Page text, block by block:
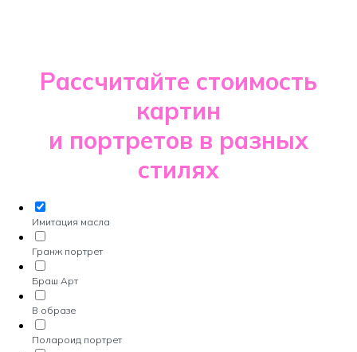
Рассчитайте стоимость
картин
и портретов в разных
стилях
Имитация масла
Гранж портрет
Браш Арт
В образе
Полароид портрет